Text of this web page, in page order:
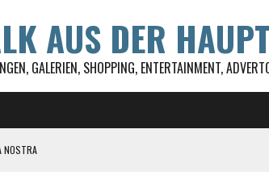
AUS DER
GALERIEN, SHOPPING, ENTERTAINMENT,
NOSTRA